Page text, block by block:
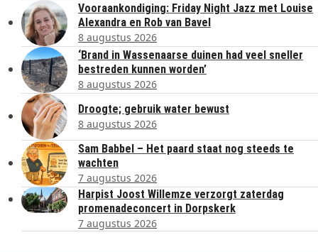
Vooraankondiging: Friday Night Jazz met Louise
Alexandra en Rob van Bavel
8 augustus 2026
‘Brand in Wassenaarse duinen had veel sneller
bestreden kunnen worden’
8 augustus 2026
Droogte; gebruik water bewust
8 augustus 2026
Sam Babbel – Het paard staat nog steeds te
wachten
7 augustus 2026
Harpist Joost Willemze verzorgt zaterdag
promenadeconcert in Dorpskerk
7 augustus 2026